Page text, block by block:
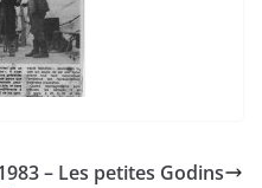
– Les petites Godins